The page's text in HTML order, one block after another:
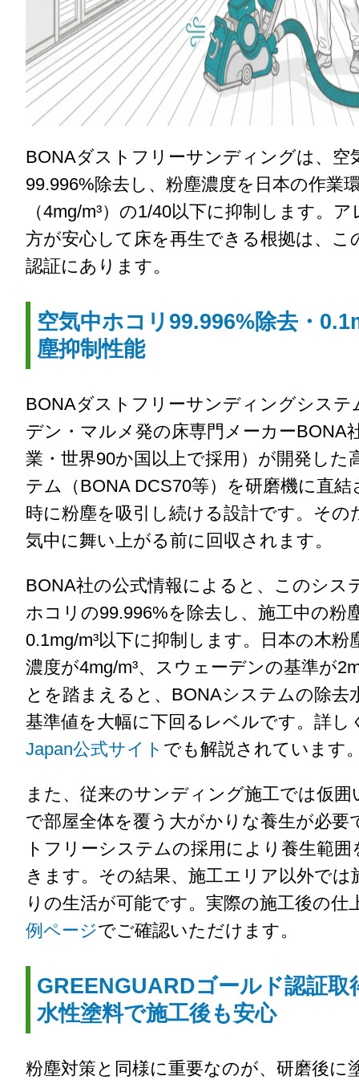
BONAダストフリーサンディングは、空
99.996%除去し、粉塵濃度を日本の作業
（4mg/m³）の1/40以下に抑制します。
方が安心して床を再生できる根拠は、こ
認証にあります。
空気中ホコリ99.996%除去・
塵抑制性能
BONAダストフリーサンディングシステ
デン・マルメ発の床専門メーカーBONA
業・世界90か国以上で採用）が開発した
テム（BONA DCS70等）を研磨機に直
時に粉塵を吸引し続ける設計です。その
気中に舞い上がる前に回収されます。
BONA社の公式情報によると、このシス
ホコリの99.996%を除去し、施工中の粉
0.1mg/m³以下に抑制します。日本の木粉
濃度が4mg/m³、スウェーデンの基準が
とを踏まえると、BONAシステムの除去
基準値を大幅に下回るレベルです。詳し
Japan公式サイト でも解説されています
また、従来のサンディング施工では仮囲
で部屋全体を覆う大がかりな養生が必要
トフリーシステムの採用により養生範
きます。その結果、施工エリア以外では
りの生活が可能です。実際の施工後の仕
例ページでご確認いただけます。
GREENGUARDゴールド認証取
水性塗料で施工後も安心
粉塵対策と同様に重要なのが、研磨後に